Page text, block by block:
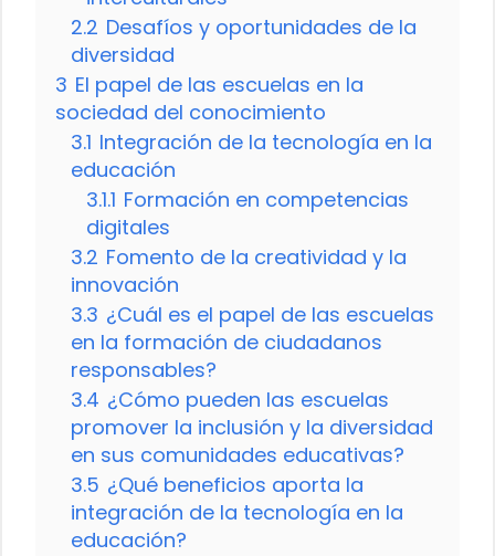
2.2 Desafíos y oportunidades de la
diversidad
3 El papel de las escuelas en la
sociedad del conocimiento
3.1 Integración de la tecnología en la
educación
3.1.1 Formación en competencias
digitales
3.2 Fomento de la creatividad y la
innovación
3.3 ¿Cuál es el papel de las escuelas
en la formación de ciudadanos
responsables?
3.4 ¿Cómo pueden las escuelas
promover la inclusión y la diversidad
en sus comunidades educativas?
3.5 ¿Qué beneficios aporta la
integración de la tecnología en la
educación?